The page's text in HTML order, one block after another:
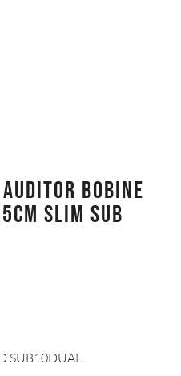
Bobine
Slim SUB